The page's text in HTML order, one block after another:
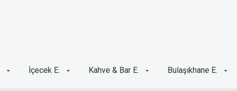
İçecek E. Kahve & Bar E. Bulaşıkhane E.